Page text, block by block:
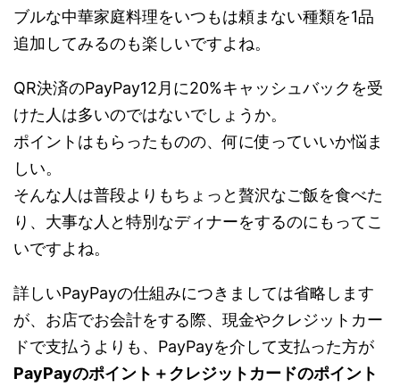
ブルな中華家庭料理をいつもは頼まない種類を1品
追加してみるのも楽しいですよね。
QR決済のPayPay12月に20%キャッシュバックを受
けた人は多いのではないでしょうか。
ポイントはもらったものの、何に使っていいか悩ま
しい。
そんな人は普段よりもちょっと贅沢なご飯を食べた
り、大事な人と特別なディナーをするのにもってこ
いですよね。
詳しいPayPayの仕組みにつきましては省略します
が、お店でお会計をする際、現金やクレジットカー
ドで支払うよりも、PayPayを介して支払った方が
PayPayのポイント＋クレジットカードのポイント